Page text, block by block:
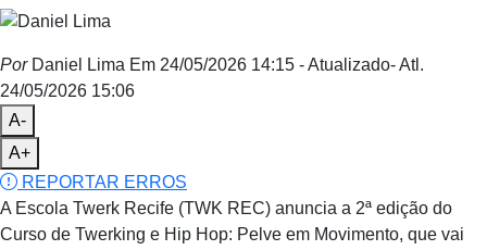
PorDaniel Lima Em 24/05/2026 14:15 - Atualizado- Atl.
24/05/2026 15:06
A-
A+
REPORTAR ERROS
A Escola Twerk Recife (TWK REC) anuncia a 2ª edição do
Curso de Twerking e Hip Hop: Pelve em Movimento, que vai